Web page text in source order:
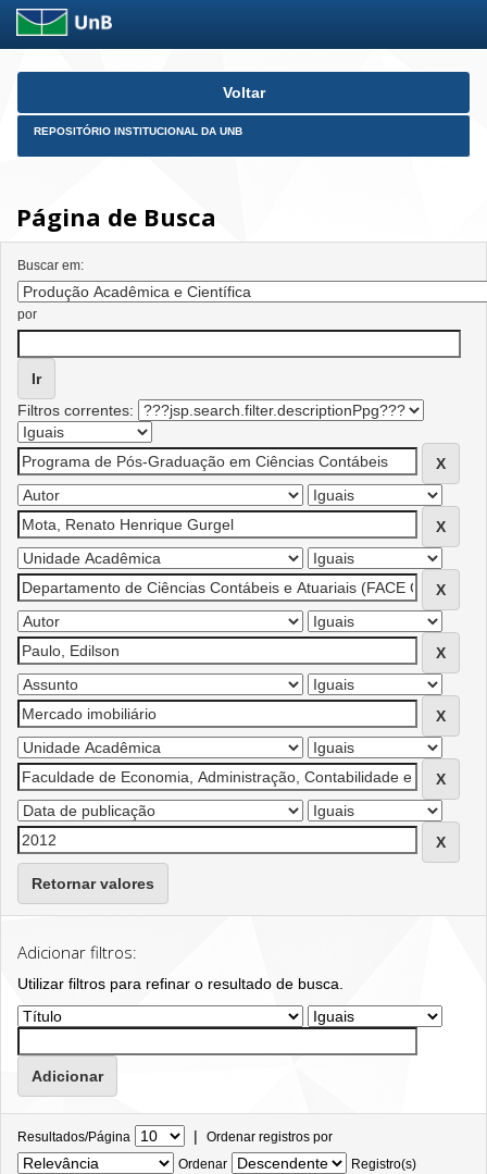
Skip
Voltar
REPOSITÓRIO INSTITUCIONAL DA UNB
Página de Busca
Buscar em:
por
Filtros correntes:
Retornar valores
Adicionar filtros:
Utilizar filtros para refinar o resultado de busca.
Resultados/Página | Ordenar registros por
Ordenar
Registro(s)